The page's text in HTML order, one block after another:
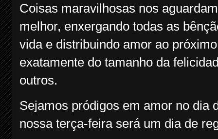
Coisas maravilhosas nos
melhor, enxergando todas as
vida e distribuindo amor ao
exatamente do tamanho da
outros.
Sejamos pródigos em amor no dia
nossa terça-feira será um dia de